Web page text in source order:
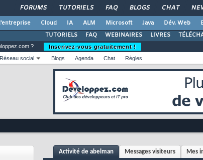
FORUMS TUTORIELS FAQ BLOGS CHAT
Cloud IA ALM Microsoft Java Dév. Web
TUTORIELS
FAQ WEBINAIRES LIVRES
?
Inscrivez-vous gratuitement !
Réseau social Blogs Agenda Chat Règles
Activité de abelman Messages visiteurs Mes